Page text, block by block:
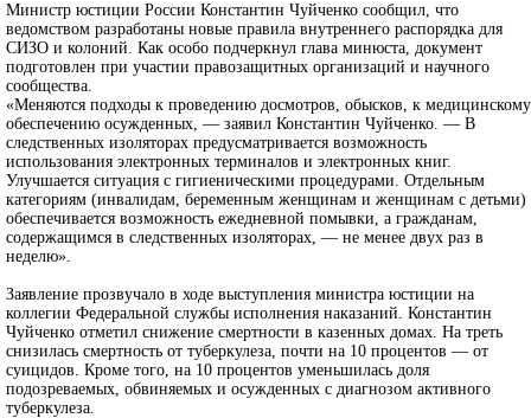
Министр юстиции России Константин Чуйченко сообщил, что
ведомством разработаны новые правила внутреннего распорядка для
СИЗО и колоний. Как особо подчеркнул глава минюста, документ
подготовлен при участии правозащитных организаций и научного
сообщества.
«Меняются подходы к проведению досмотров, обысков, к медицинскому
обеспечению осужденных, — заявил Константин Чуйченко. — В
следственных изоляторах предусматривается возможность
использования электронных терминалов и электронных книг.
Улучшается ситуация с гигиеническими процедурами. Отдельным
категориям (инвалидам, беременным женщинам и женщинам с детьми)
обеспечивается возможность ежедневной помывки, а гражданам,
содержащимся в следственных изоляторах, — не менее двух раз в
неделю».
Заявление прозвучало в ходе выступления министра юстиции на
коллегии Федеральной службы исполнения наказаний. Константин
Чуйченко отметил снижение смертности в казенных домах. На треть
снизилась смертность от туберкулеза, почти на 10 процентов — от
суицидов. Кроме того, на 10 процентов уменьшилась доля
подозреваемых, обвиняемых и осужденных с диагнозом активного
туберкулеза.